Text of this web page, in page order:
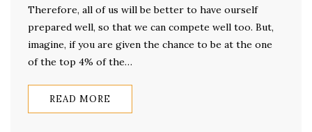
Therefore, all of us will be better to have ourself
prepared well, so that we can compete well too. But,
imagine, if you are given the chance to be at the one
of the top 4% of the…
READ MORE